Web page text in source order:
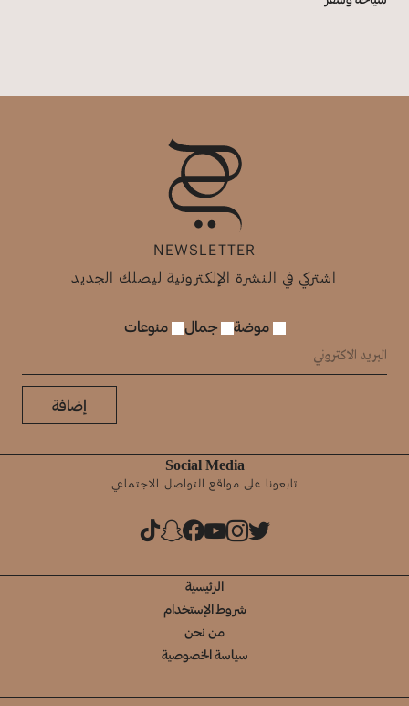
NEWSLETTER
اشتركي في النشرة الإلكترونية ليصلك الجديد
موضة جمال منوعات
إضافة
Social Media
تابعونا على مواقع التواصل الاجتماعي
الرئيسية
شروط الإستخدام
من نحن
سياسة الخصوصية